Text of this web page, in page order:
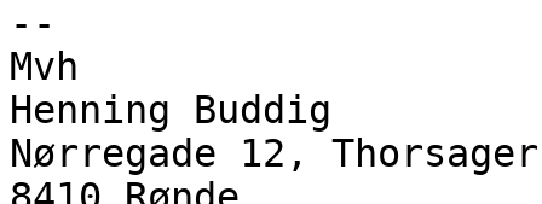
--
Mvh
Henning Buddig
Nørregade 12, Thorsager